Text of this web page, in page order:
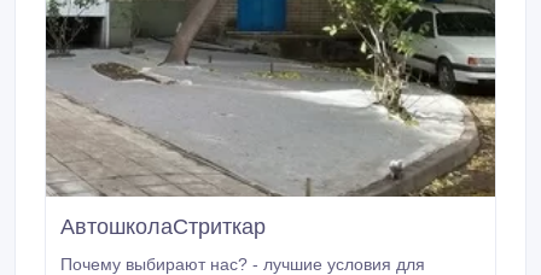
АвтошколаСтриткар
Почему выбирают нас? - лучшие условия для